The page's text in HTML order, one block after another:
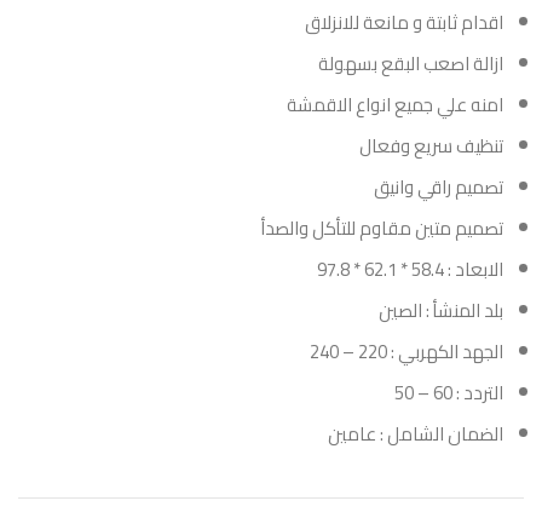
اقدام ثابتة و مانعة للانزلاق
ازالة اصعب البقع بسهولة
امنه علي جميع انواع الاقمشة
تنظيف سريع وفعال
تصميم راقي وانيق
تصميم متين مقاوم للتأكل والصدأ
الابعاد : 58.4 * 62.1 * 97.8
بلد المنشأ : الصين
الجهد الكهربي : 220 – 240
التردد : 60 – 50
الضمان الشامل : عامين